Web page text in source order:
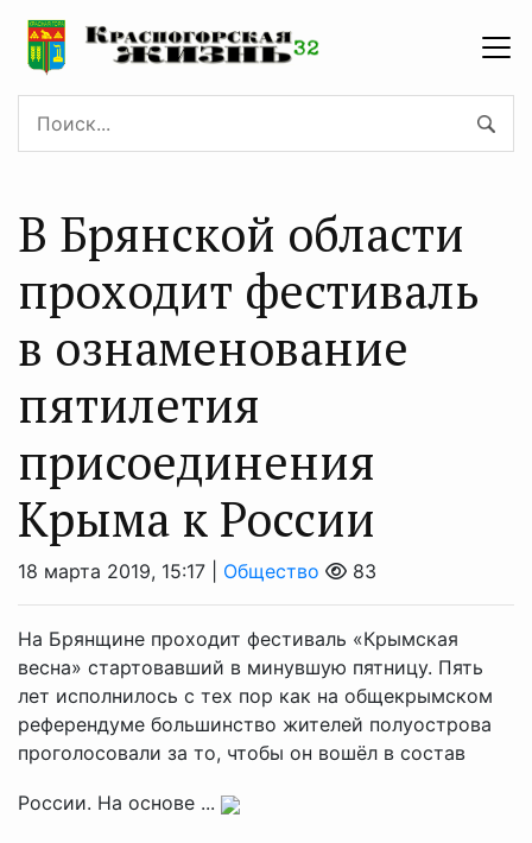
В Брянской области
проходит фестиваль
в ознаменование
пятилетия
присоединения
Крыма к России
18 марта 2019, 15:17 | Общество 83
На Брянщине проходит фестиваль «Крымская
весна» стартовавший в минувшую пятницу. Пять
лет исполнилось с тех пор как на общекрымском
референдуме большинство жителей полуострова
проголосовали за то, чтобы он вошёл в состав
России. На основе ...